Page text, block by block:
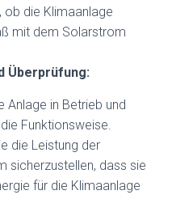
ob die Klimaanlage
mit dem Solarstrom
Überprüfung:
Anlage in Betrieb und
Funktionsweise.
die Leistung der
sicherzustellen, dass sie
für die Klimaanlage